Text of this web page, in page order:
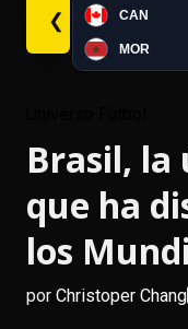
❮ CAN
MOR
Brasil, la
que ha
los
por Christoper Chang